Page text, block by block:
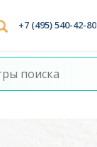
+7 (495) 540-42-80